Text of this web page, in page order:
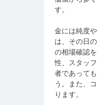
す。
金には純度
は、その日
の相場確認
性、スタッ
者であって
う。また、
ります。